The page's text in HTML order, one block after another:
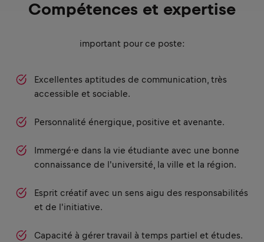
Compétences et expertise
important pour ce poste:
Excellentes aptitudes de communication, très
accessible et sociable.
Personnalité énergique, positive et avenante.
Immergé⸱e dans la vie étudiante avec une bonne
connaissance de l'université, la ville et la région.
Esprit créatif avec un sens aigu des responsabilités
et de l'initiative.
Capacité à gérer travail à temps partiel et études.